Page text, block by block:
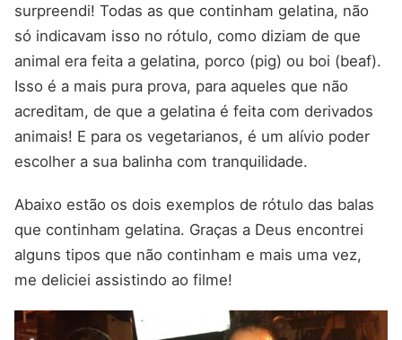
surpreendi! Todas as que continham gelatina, não
só indicavam isso no rótulo, como diziam de que
animal era feita a gelatina, porco (pig) ou boi (beaf).
Isso é a mais pura prova, para aqueles que não
acreditam, de que a gelatina é feita com derivados
animais! E para os vegetarianos, é um alívio poder
escolher a sua balinha com tranquilidade.
Abaixo estão os dois exemplos de rótulo das balas
que continham gelatina. Graças a Deus encontrei
alguns tipos que não continham e mais uma vez,
me deliciei assistindo ao filme!